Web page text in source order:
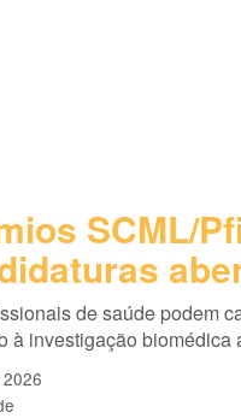
SCML/
de saúde podem
à investigação biomédica